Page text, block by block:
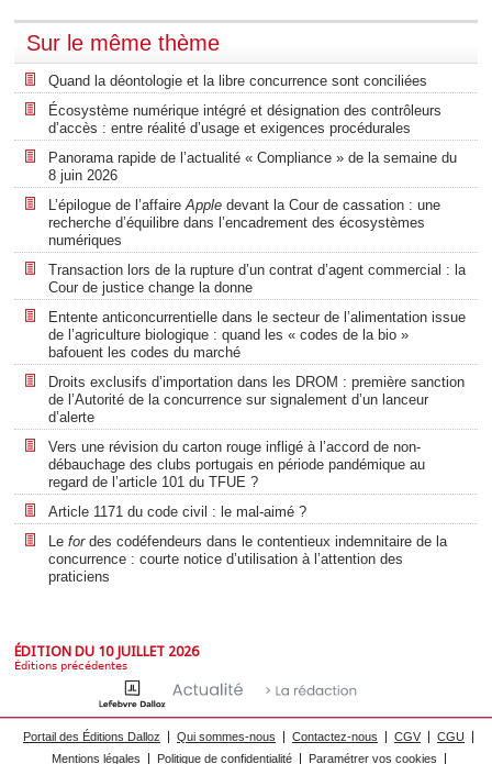
Sur le même thème
Quand la déontologie et la libre concurrence sont conciliées
Écosystème numérique intégré et désignation des contrôleurs
d’accès : entre réalité d’usage et exigences procédurales
Panorama rapide de l’actualité « Compliance » de la semaine du
8 juin 2026
L’épilogue de l’affaire Apple devant la Cour de cassation : une
recherche d’équilibre dans l’encadrement des écosystèmes
numériques
Transaction lors de la rupture d’un contrat d’agent commercial : la
Cour de justice change la donne
Entente anticoncurrentielle dans le secteur de l’alimentation issue
de l’agriculture biologique : quand les « codes de la bio »
bafouent les codes du marché
Droits exclusifs d’importation dans les DROM : première sanction
de l’Autorité de la concurrence sur signalement d’un lanceur
d’alerte
Vers une révision du carton rouge infligé à l’accord de non-
débauchage des clubs portugais en période pandémique au
regard de l’article 101 du TFUE ?
Article 1171 du code civil : le mal-aimé ?
Le fordes codéfendeurs dans le contentieux indemnitaire de la
concurrence : courte notice d’utilisation à l’attention des
praticiens
ÉDITION DU 10 JUILLET 2026
Éditions précédentes
Portail des Éditions Dalloz Qui sommes-nous Contactez-nous CGV
CGU
Mentions légales
Politique de confidentialité Paramétrer vos cookies